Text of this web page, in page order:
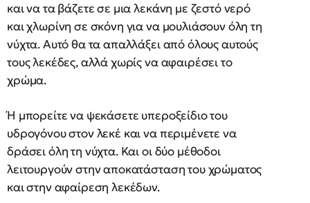
και να τα βάζετε σε μια λεκάνη με ζεστό νερό
και χλωρίνη σε σκόνη για να μουλιάσουν όλη τη
νύχτα. Αυτό θα τα απαλλάξει από όλους αυτούς
τους λεκέδες, αλλά χωρίς να αφαιρέσει το
χρώμα.
Ή μπορείτε να ψεκάσετε υπεροξείδιο του
υδρογόνου στον λεκέ και να περιμένετε να
δράσει όλη τη νύχτα. Και οι δύο μέθοδοι
λειτουργούν στην αποκατάσταση του χρώματος
και στην αφαίρεση λεκέδων.